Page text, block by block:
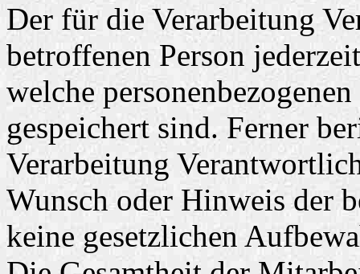
Der für die Verarbeitung
betroffenen Person
welche
gespeichert sind. Ferner
Verarbeitung
Wunsch oder Hinweis der
keine gesetzlichen